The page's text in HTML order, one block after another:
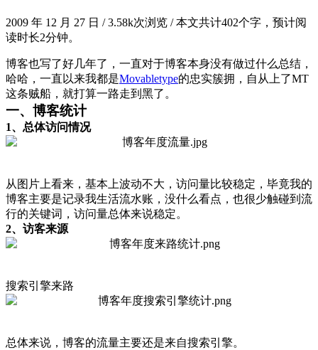
2009 年 12 月 27 日 /3.58k次浏览 /本文共计402个字，预计阅
读时长2分钟。
博客也写了好几年了，一直对于博客本身没有做过什么总结，
哈哈，一直以来我都是Movabletype的忠实簇拥，自从上了MT
这条贼船，就打算一路走到黑了。
一、博客统计
1、总体访问情况
从图片上看来，基本上波动不大，访问量比较稳定，毕竟我的
博客主要是记录我生活流水账，没什么看点，也很少触碰到流
行的关键词，访问量总体来说稳定。
2、访客来源
搜索引擎来路
总体来说，博客的流量主要还是来自搜索引擎。